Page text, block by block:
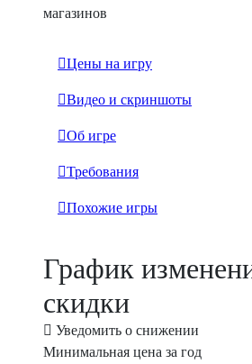
магазинов
Цены на игру
Видео и скриншоты
Об игре
Требования
Похожие игры
График
скидки
Уведомить о снижении
Минимальная цена за год